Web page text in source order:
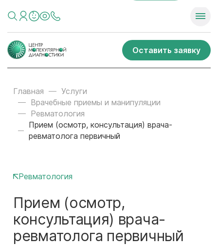
Оставить заявку
Главная
Услуги
Врачебные приемы и манипуляции
Ревматология
Прием (осмотр, консультация) врача-
ревматолога первичный
Ревматология
Прием (осмотр,
консультация) врача-
ревматолога первичный